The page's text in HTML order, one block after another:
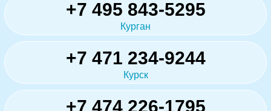
+7 495 843-5295
Курган
+7 471 234-9244
Курск
+7 474 226-1795